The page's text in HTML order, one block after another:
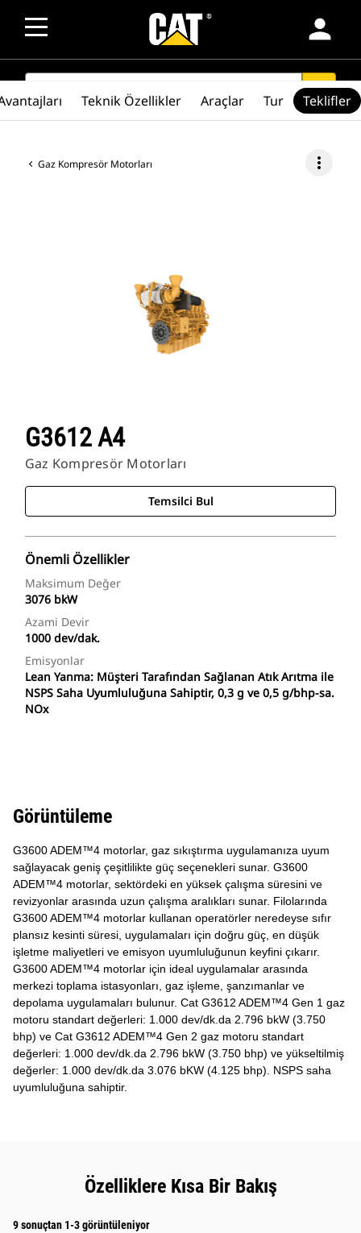
person
SEARCH search
Gaz Kompresör Motorları more_vert
G3612 A4
Gaz Kompresör Motorları
Temsilci Bul
Önemli Özellikler
Maksimum Değer
3076 bkW
Azami Devir
1000 dev/dak.
Emisyonlar
Lean Yanma: Müşteri Tarafından Sağlanan Atık Arıtma ile
NSPS Saha Uyumluluğuna Sahiptir, 0,3 g ve 0,5 g/bhp-sa.
NOx
Teknik Özellikler Araçlar Tur Teklifler
Görüntüleme
G3600 ADEM™4 motorlar, gaz sıkıştırma uygulamanıza uyum
sağlayacak geniş çeşitlilikte güç seçenekleri sunar. G3600
ADEM™4 motorlar, sektördeki en yüksek çalışma süresini ve
revizyonlar arasında uzun çalışma aralıkları sunar. Filolarında
G3600 ADEM™4 motorlar kullanan operatörler neredeyse sıfır
plansız kesinti süresi, uygulamaları için doğru güç, en düşük
işletme maliyetleri ve emisyon uyumluluğunun keyfini çıkarır.
G3600 ADEM™4 motorlar için ideal uygulamalar arasında
merkezi toplama istasyonları, gaz işleme, şanzımanlar ve
depolama uygulamaları bulunur. Cat G3612 ADEM™4 Gen 1 gaz
motoru standart değerleri: 1.000 dev/dk.da 2.796 bkW (3.750
bhp) ve Cat G3612 ADEM™4 Gen 2 gaz motoru standart
değerleri: 1.000 dev/dk.da 2.796 bkW (3.750 bhp) ve yükseltilmiş
değerler: 1.000 dev/dk.da 3.076 bKW (4.125 bhp). NSPS saha
uyumluluğuna sahiptir.​
Özelliklere Kısa Bir Bakış
9 sonuçtan 1-3 görüntüleniyor